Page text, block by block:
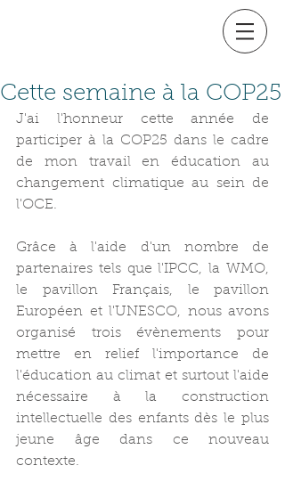
Cette semaine à la COP25
J'ai l'honneur cette année de
participer à la COP25 dans le cadre
de mon travail en éducation au
changement climatique au sein de
l'OCE.
Grâce à l'aide d'un nombre de
partenaires tels que l'IPCC, la WMO,
le pavillon Français, le pavillon
Européen et l'UNESCO, nous avons
organisé trois évènements pour
mettre en relief l'importance de
l'éducation au climat et surtout l'aide
nécessaire à la construction
intellectuelle des enfants dès le plus
jeune âge dans ce nouveau
contexte.